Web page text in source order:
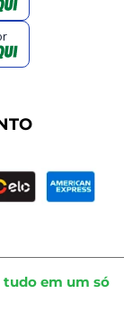
tudo em um só